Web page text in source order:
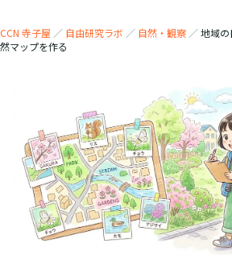
CCN 寺子屋 ／ 自由研究ラボ ／ 自然・観察 ／地域の
然マップを作る